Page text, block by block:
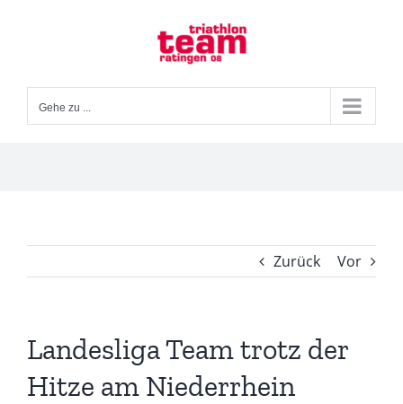
Gehe zu ...
Zurück Vor
Landesliga Team trotz der
Hitze am Niederrhein